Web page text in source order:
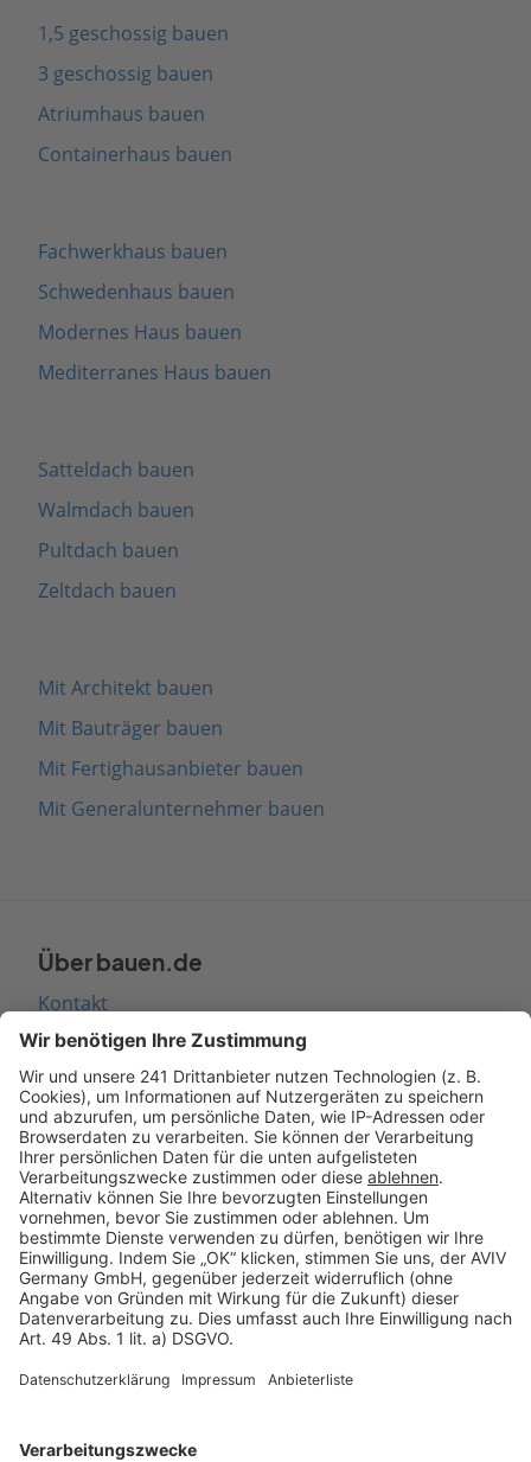
1,5 geschossig bauen
3 geschossig bauen
Atriumhaus bauen
Containerhaus bauen
Fachwerkhaus bauen
Schwedenhaus bauen
Modernes Haus bauen
Mediterranes Haus bauen
Satteldach bauen
Walmdach bauen
Pultdach bauen
Zeltdach bauen
Mit Architekt bauen
Mit Bauträger bauen
Mit Fertighausanbieter bauen
Mit Generalunternehmer bauen
Über bauen.de
Kontakt
Seitenaufbau
Barrierefreiheit
Cookie Einstellungen
Rechtliches
AGB-Übersicht
Datenschutz
Impressum
Services